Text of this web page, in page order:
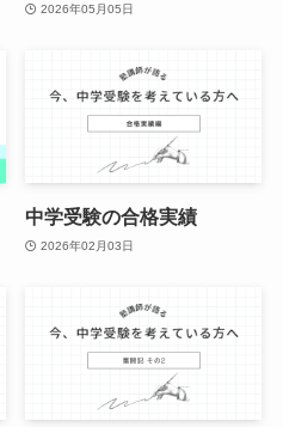
2026年05月05日
中学受験の合格実績
2026年02月03日